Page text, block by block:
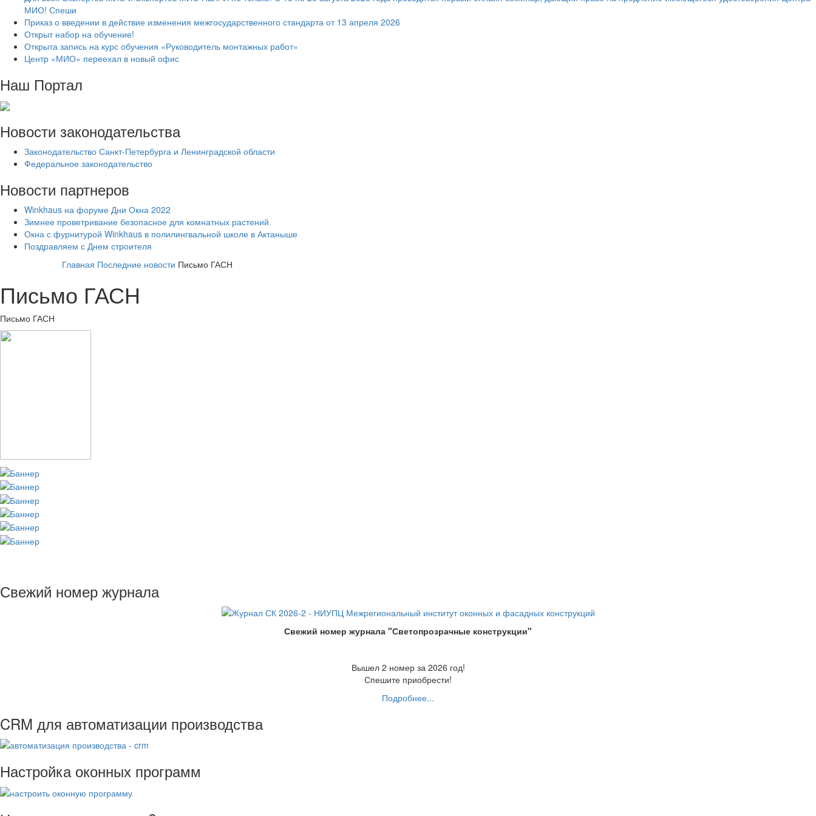
МИО! Спеши
Приказ о введении в действие изменения межгосударственного стандарта от 13 апреля 2026
Открыт набор на обучение!
Открыта запись на курс обучения «Руководитель монтажных работ»
Центр «МИО» переехал в новый офис
Наш Портал
Новости законодательства
Законодательство Санкт-Петербурга и Ленинградской области
Федеральное законодательство
Новости партнеров
Winkhaus на форуме Дни Окна 2022
Зимнее проветривание безопасное для комнатных растений
Окна с фурнитурой Winkhaus в полилингвальной школе в Актаныше
Поздравляем с Днем строителя
Главная Последние новости Письмо ГАСН
Письмо ГАСН
Письмо ГАСН
Свежий номер журнала
Свежий номер журнала "Светопрозрачные конструкции"
Вышел 2 номер за 2026 год!
Спешите приобрести!
Подробнее...
CRM для автоматизации производства
Настройка оконных программ